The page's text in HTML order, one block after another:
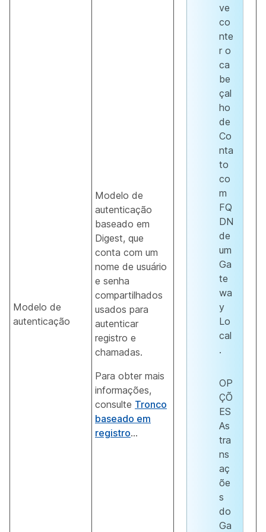
Modelo de
autenticação
Modelo de
autenticação
baseado em
Digest, que
conta com um
nome de usuário
e senha
compartilhados
usados para
autenticar
registro e
chamadas.
Para obter mais
informações,
consulte Tronco
baseado em
registro...
ve
co
nte
r o
ca
be
çal
ho
de
Co
nta
to
co
m
FQ
DN
de
um
Ga
te
wa
y
Lo
cal
.
OP
ÇÕ
ES
As
tra
ns
aç
õe
s
do
Ga